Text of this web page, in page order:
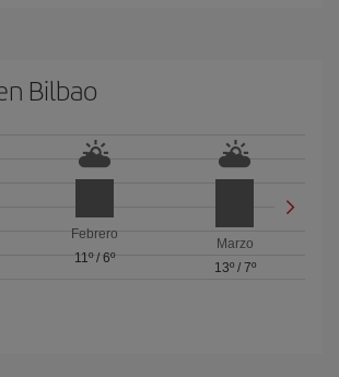
Bilbao
Febrero
11º/ 6º
Marzo
13º/ 7º